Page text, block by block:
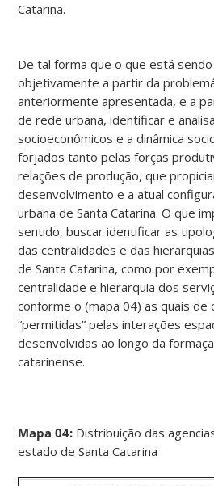
Catarina.
De tal forma que o que está
objetivamente a partir da
anteriormente apresentada, e a
de rede urbana, identificar e
socioeconômicos e a dinâmica
forjados tanto pelas forças
relações de produção, que
desenvolvimento e a atual
urbana de Santa Catarina. O que
sentido, buscar identificar as
das centralidades e das
de Santa Catarina, como por
centralidade e hierarquia dos
conforme o (mapa 04) as quais de
“permitidas” pelas interações
desenvolvidas ao longo da
catarinense.
Mapa 04: Distribuição das
estado de Santa Catarina